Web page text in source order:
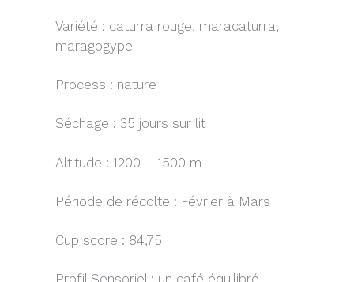
Variété : caturra rouge, maracaturra,
maragogype
Process : nature
Séchage : 35 jours sur lit
Altitude : 1200 – 1500 m
Période de récolte : Février à Mars
Cup score : 84,75
Profil Sensoriel : un café équilibré